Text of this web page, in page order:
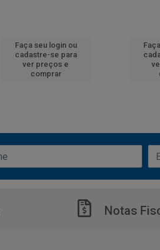
Faça seu login ou
cadastre-se para
ver preços e
comprar
Notas